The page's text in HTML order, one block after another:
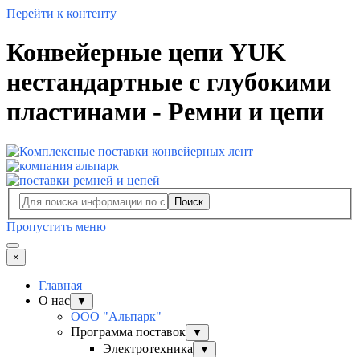
Перейти к контенту
Конвейерные цепи YUK
нестандартные с глубокими
пластинами - Ремни и цепи
Поиск
Пропустить меню
×
Главная
О нас
▼
ООО "Альпарк"
Программа поставок
▼
Электротехника ▼